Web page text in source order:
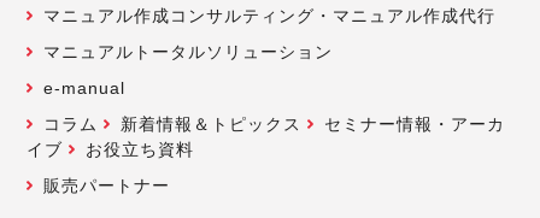
マニュアル作成コンサルティング・マニュアル作成代行
マニュアルトータルソリューション
e-manual
コラム
新着情報＆トピックス
セミナー情報・アーカ
イブ
お役立ち資料
販売パートナー